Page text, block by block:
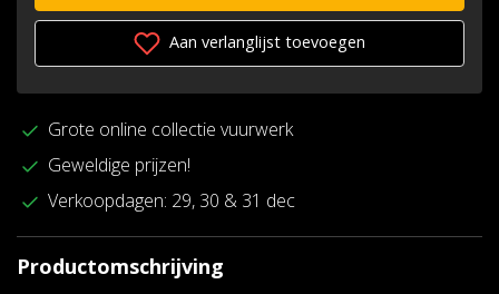
Aan verlanglijst toevoegen
Grote online collectie vuurwerk
Geweldige prijzen!
Verkoopdagen: 29, 30 & 31 dec
Productomschrijving